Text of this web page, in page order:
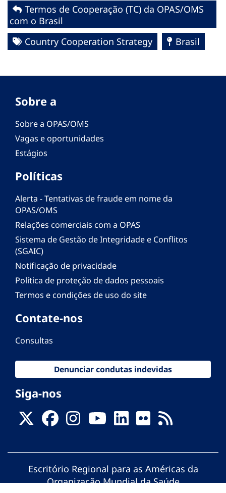
Termos de Cooperação (TC) da OPAS/OMS
com o Brasil
Country Cooperation Strategy
Brasil
Sobre a
Sobre a OPAS/OMS
Vagas e oportunidades
Estágios
Políticas
Alerta - Tentativas de fraude em nome da
OPAS/OMS
Relações comerciais com a OPAS
Sistema de Gestão de Integridade e Conflitos
(SGAIC)
Notificação de privacidade
Política de proteção de dados pessoais
Termos e condições de uso do site
Contate-nos
Consultas
Denunciar condutas indevidas
Siga-nos
Escritório Regional para as Américas da
Organização Mundial da Saúde